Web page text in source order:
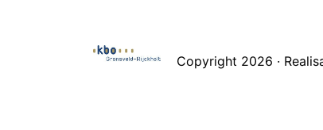
Copyright 2026 ·